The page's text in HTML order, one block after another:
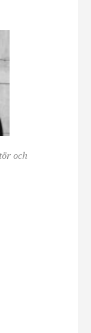
och